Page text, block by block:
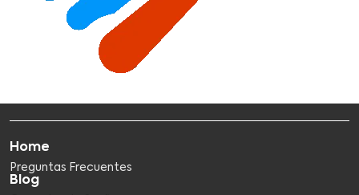
Home
Preguntas Frecuentes
Blog